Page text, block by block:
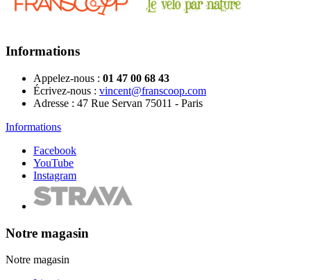
Informations
Appelez-nous : 01 47 00 68 43
Écrivez-nous : vincent@franscoop.com
Adresse : 47 Rue Servan 75011 - Paris
Informations
Facebook
YouTube
Instagram
Notre magasin
Notre magasin